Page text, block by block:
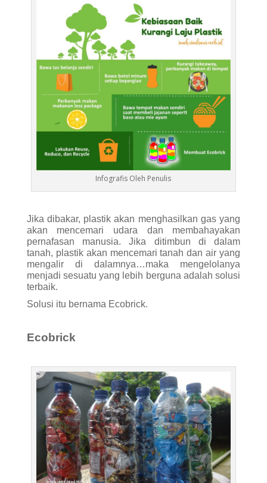
Infografis Oleh Penulis
Jika dibakar, plastik akan menghasilkan gas yang
akan mencemari udara dan membahayakan
pernafasan manusia. Jika ditimbun di dalam
tanah, plastik akan mencemari tanah dan air yang
mengalir di dalamnya…maka mengelolanya
menjadi sesuatu yang lebih berguna adalah solusi
terbaik.
Solusi itu bernama Ecobrick.
Ecobrick